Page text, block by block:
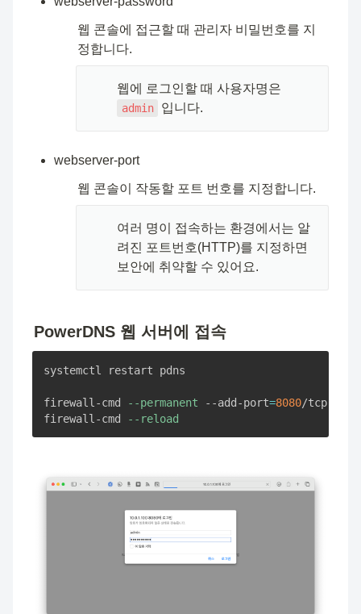
웹 콘솔에 접근할 때 관리자 비밀번호를 지
정합니다.
admin 입니다.
webserver-port
웹 콘솔이 작동할 포트 번호를 지정합니다.
여러 명이 접속하는 환경에서는 알
려진 포트번호(HTTP)를 지정하면
보안에 취약할 수 있어요.
PowerDNS 웹 서버에 접속
systemctl restart pdns
firewall-cmd --permanent --add-port=8080/tcp
firewall-cmd
--reload